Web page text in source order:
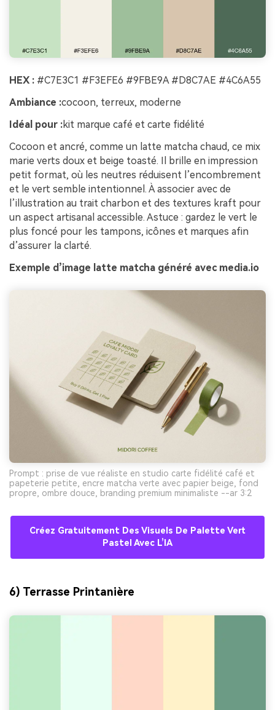
HEX : #C7E3C1 #F3EFE6 #9FBE9A #D8C7AE #4C6A55
Ambiance :cocoon, terreux, moderne
Idéal pour :kit marque café et carte fidélité
Cocoon et ancré, comme un latte matcha chaud, ce mix
marie verts doux et beige toasté. Il brille en impression
petit format, où les neutres réduisent l’encombrement
et le vert semble intentionnel. À associer avec de
l’illustration au trait charbon et des textures kraft pour
un aspect artisanal accessible. Astuce : gardez le vert le
plus foncé pour les tampons, icônes et marques afin
d’assurer la clarté.
Exemple d’image latte matcha généré avec media.io
Prompt : prise de vue réaliste en studio carte fidélité café et
papeterie petite, encre matcha verte avec papier beige, fond
propre, ombre douce, branding premium minimaliste --ar 3:2
Créez Gratuitement Des Visuels De Palette Vert
Pastel Avec L’IA
6) Terrasse Printanière